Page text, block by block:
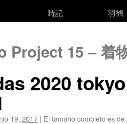
時記
羽鶴
Project 15 – 着
2020
19, 2017 | El tamaño completo es de